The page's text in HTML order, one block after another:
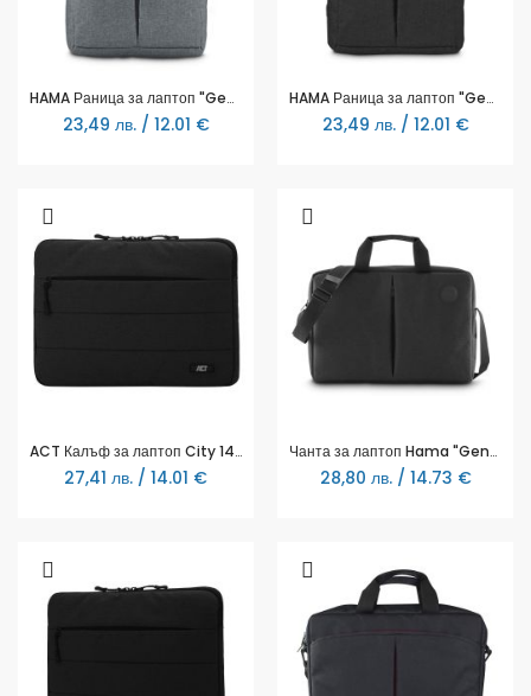
HAMA Раница за лаптоп "Genua", 15.6", 217273
23,49 лв. / 12.01 €
HAMA Раница за лаптоп "Genua", 15.6", черна
23,49 лв. / 12.01 €
ACT Калъф за лаптоп City 14.1"
27,41 лв. / 14.01 €
Чанта за лаптоп Hama "Genua", до 40 см (15.6"), черна
28,80 лв. / 14.73 €